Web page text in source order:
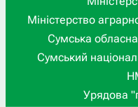
Міністерство
Сумська
Сумський
Урядова